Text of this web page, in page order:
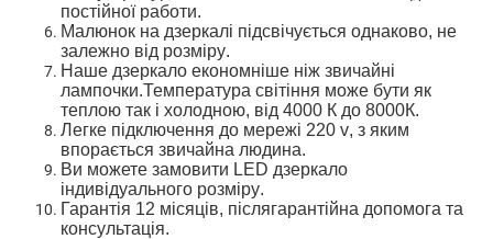
постійноїработи.
Малюнок на дзеркалі підсвічується однаково, не
залежно від розміру.
Наше дзеркало економніше ніж звичайні
лампочки.Температура світіння може бути як
теплою так і холодною, від 4000 К до 8000К.
Легке підключення до мережі 220 v, з яким
впорається звичайна людина.
Ви можете замовити LED дзеркало
індивідуального розміру.
Гарантія 12 місяців, післягарантійна допомога та
консультація.